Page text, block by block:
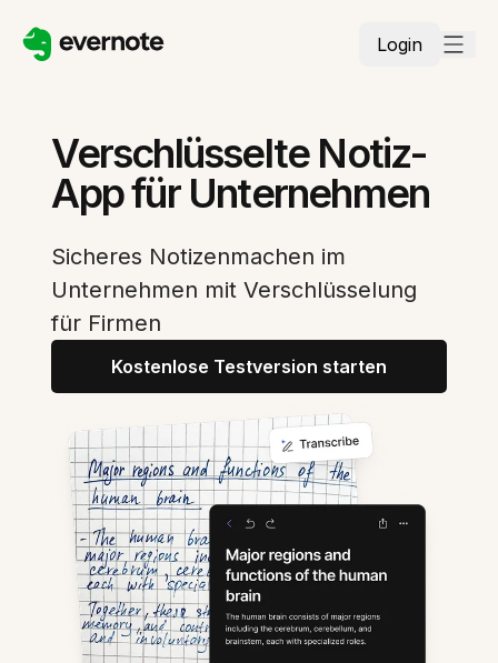
Login
Verschlüsselte Notiz-
App für Unternehmen
Sicheres Notizenmachen im
Unternehmen mit Verschlüsselung
für Firmen
Kostenlose Testversion starten